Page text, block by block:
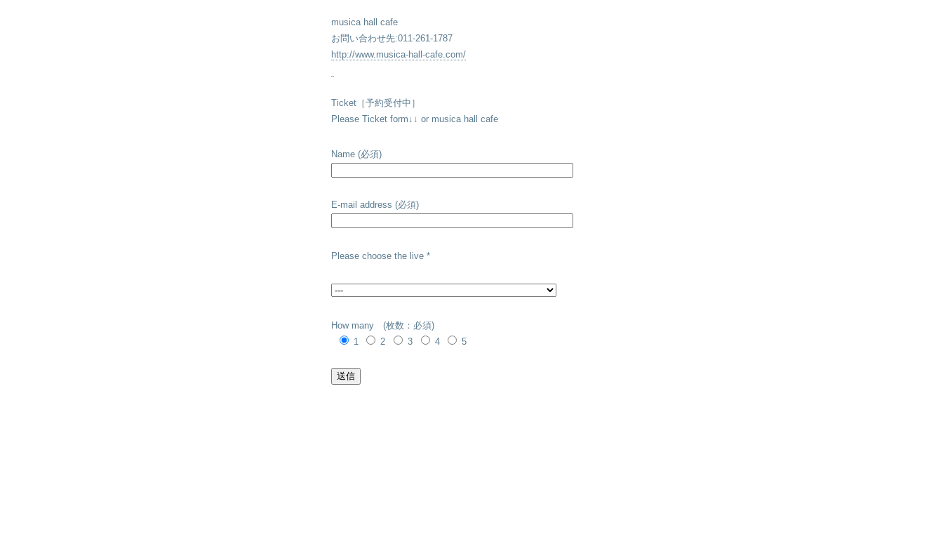
musica hall cafe
お問い合わせ先:011-261-1787
http://www.musica-hall-cafe.com/
Ticket［予約受付中］
Please Ticket form↓↓ or musica hall cafe
Name (必須)
E-mail address (必須)
Please choose the live *
How many (枚数：必須)
1
2 3 4 5